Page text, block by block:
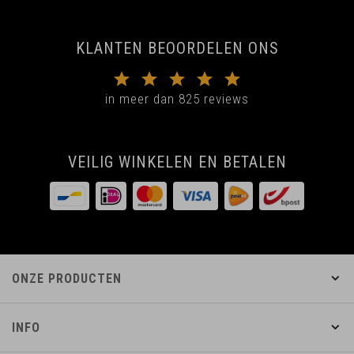
KLANTEN BEOORDELEN ONS
in meer dan 825 reviews
VEILIG WINKELEN EN BETALEN
ONZE PRODUCTEN
INFO